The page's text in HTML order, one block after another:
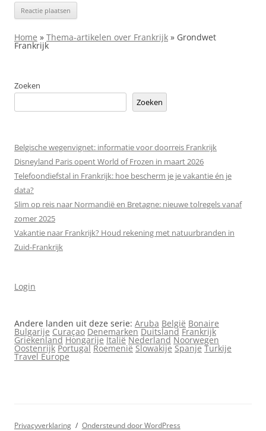
Home » Thema-artikelen over Frankrijk » Grondwet
Frankrijk
Zoeken
Zoeken
Belgische wegenvignet: informatie voor doorreis Frankrijk
Disneyland Paris opent World of Frozen in maart 2026
Telefoondiefstal in Frankrijk: hoe bescherm je je vakantie én je
data?
Slim op reis naar Normandië en Bretagne: nieuwe tolregels vanaf
zomer 2025
Vakantie naar Frankrijk? Houd rekening met natuurbranden in
Zuid-Frankrijk
Login
Andere landen uit deze serie: Aruba België Bonaire
Bulgarije Curaçao Denemarken Duitsland Frankrijk
Griekenland Hongarije Italië Nederland Noorwegen
Oostenrijk Portugal Roemenië Slowakije Spanje Turkije
Travel Europe
Privacyverklaring Ondersteund door WordPress